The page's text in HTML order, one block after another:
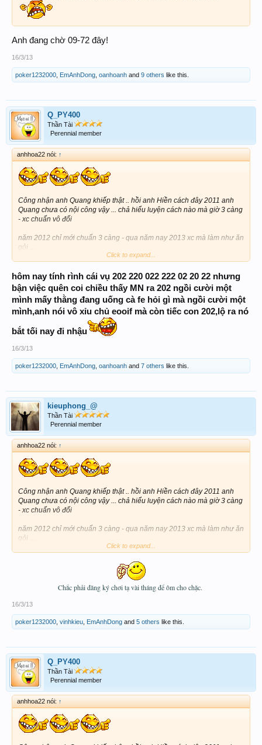
Anh đang chờ 09-72 đây!
16/3/13
poker1232000 EmAnhDong oanhoanh and 9 others like this.
Q_PY400
Thần Tài
Perennial member
anhhoa22 nói: ↑
Công nhận anh Quang khiếp thật .. hồi anh Hiền cách đây 2011 anh
Quang chưa có nội công vậy ... chả hiểu luyện cách nào mà giờ 3 càng
- xc chuẩn vô đối
năm 2012 chỉ mới chuẩn 3 càng - qua năm nay 2013 xc mà làm như ăn
gỏi ...
2014 chắc quơ luôn 4 cang hay xiên 4 ; xiên 5
.. Để coi có
duyên lụm Quẻ ngũ hành về nghiên cứu xây nền móng tìm hiểu vụ này
thử
Click to expand...
hôm nay tính rình cái vụ 202 220 022 222 02 20 22 nhưng
bận việc quên coi chiều thấy MN ra 202 ngồi cười một
mình mấy thằng đang uống cà fe hỏi gì mà ngồi cười một
mình,anh nói vô xỉu chủ eooif mà còn tiếc con 202,lộ ra nó
bắt tối nay đi nhậu
16/3/13
poker1232000 EmAnhDong oanhoanh and 7 others like this.
kieuphong_@
Thần Tài
Perennial member
anhhoa22 nói: ↑
Công nhận anh Quang khiếp thật .. hồi anh Hiền cách đây 2011 anh
Quang chưa có nội công vậy ... chả hiểu luyện cách nào mà giờ 3 càng
- xc chuẩn vô đối
năm 2012 chỉ mới chuẩn 3 càng - qua năm nay 2013 xc mà làm như ăn
gỏi ...
2014 chắc quơ luôn 4 cang hay xiên 4 ; xiên 5
duyên lụm Quẻ ngũ hành về nghiên cứu xây nền móng tìm hiểu vụ này
Click to expand...
Chắc phải đăng ký chơi tạ vài tháng để ôm cho chặc.
16/3/13
poker1232000 vinhkieu EmAnhDong and 5 others like this.
Q_PY400
Thần Tài
Perennial member
anhhoa22 nói: ↑